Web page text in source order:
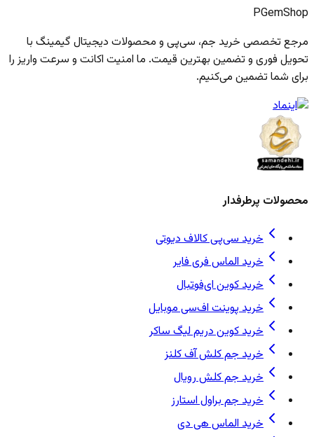
PGemShop
مرجع تخصصی خرید جم، سی‌پی و محصولات دیجیتال گیمینگ با
تحویل فوری و تضمین بهترین قیمت. ما امنیت اکانت و سرعت واریز را
برای شما تضمین می‌کنیم.
محصولات پرطرفدار
خرید سی‌پی کالاف دیوتی
خرید الماس فری فایر
خرید کوین ای‌فوتبال
خرید پوینت اف‌سی موبایل
خرید کوین دریم لیگ ساکر
خرید جم کلش آف کلنز
خرید جم کلش رویال
خرید جم براول استارز
خرید الماس هی دی